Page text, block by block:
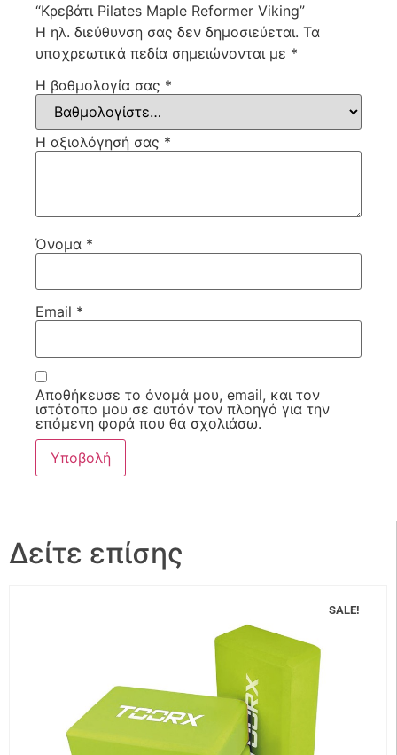
Δείτε επίσης
SALE!
“Κρεβάτι Pilates Maple Reformer Viking”
Η ηλ. διεύθυνση σας δεν δημοσιεύεται. Τα
υποχρεωτικά πεδία σημειώνονται με *
Η βαθμολογία σας *
Η αξιολόγησή σας *
Όνομα *
Email *
Αποθήκευσε το όνομά μου, email, και τον
ιστότοπο μου σε αυτόν τον πλοηγό για την
επόμενη φορά που θα σχολιάσω.